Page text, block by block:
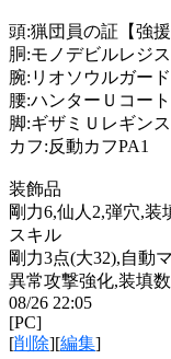
頭:猟団員の証【強
胴:モノデビルレジ
腕:リオソウルガー
腰:ハンターＵコー
脚:ギザミＵレギン
カフ:反動カフPA1
装飾品
剛力6,仙人2,弾穴,装
スキル
剛力3点(大32),自動
異常攻撃強化,装填
08/26 22:05
[PC]
[削除][編集]